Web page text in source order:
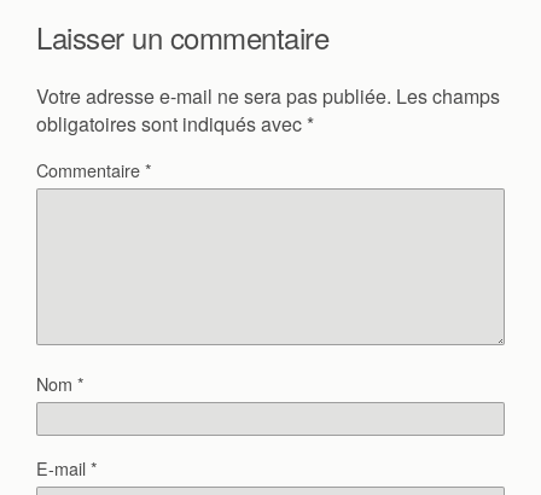
Laisser un commentaire
Votre adresse e-mail ne sera pas publiée. Les champs
obligatoires sont indiqués avec *
Commentaire*
Nom *
E-mail*